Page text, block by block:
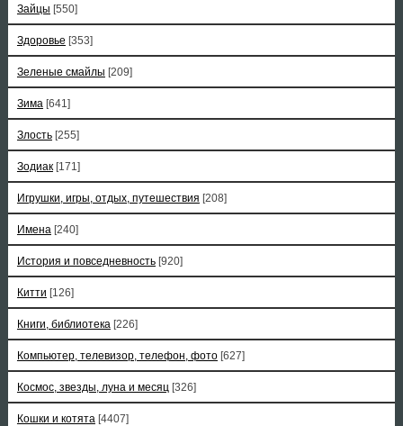
Зайцы [550]
Здоровье [353]
Зеленые смайлы [209]
Зима [641]
Злость [255]
Зодиак [171]
Игрушки, игры, отдых, путешествия [208]
Имена [240]
История и повседневность [920]
Китти [126]
Книги, библиотека [226]
Компьютер, телевизор, телефон, фото [627]
Космос, звезды, луна и месяц [326]
Кошки и котята [4407]